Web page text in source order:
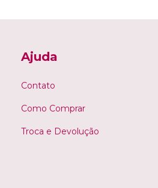
Ajuda
Contato
Como Comprar
Troca e Devolução